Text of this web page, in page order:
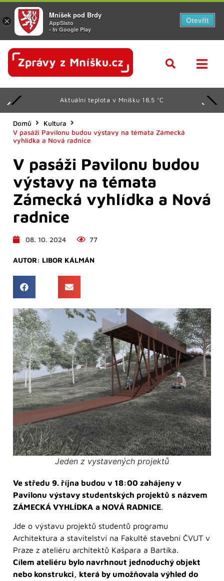
Aktuální teplota v Mníšku 18.5 °C
Domů
Kultura
V pasáži Pavilonu budou výstavy na témata Zámecká
vyhlídka a Nová radnice
V pasáži Pavilonu budou
výstavy na témata
Zámecká vyhlídka a Nová
radnice
08. 10. 2024 77
AUTOR: LIBOR KÁLMÁN
Jeden z vystavených projektů
Ve středu 9. října budou v 18:00 zahájeny v
Pavilonu výstavy studentských projektů s názvem
ZÁMECKÁ VYHLÍDKA a NOVÁ RADNICE.
Jde o výstavu projektů studentů programu
Architektura a stavitelství na Fakultě stavební ČVUT v
Praze z ateliéru architektů Kašpara a Bartíka.
Cílem ateliéru bylo navrhnout jednoduchý objekt
nebo konstrukci, která by umožňovala výhled do
×
Mníšek pod Brdy
AppSisto
- In Google Play
Otevřít